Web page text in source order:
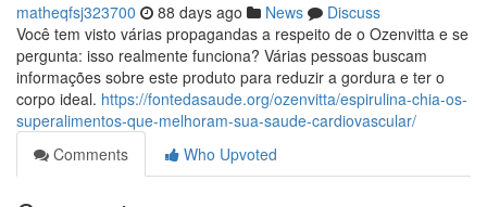
matheqfsj323700 88 days ago News
Discuss
Você tem visto várias propagandas a respeito de o Ozenvitta e se
pergunta: isso realmente funciona? Várias pessoas buscam
informações sobre este produto para reduzir a gordura e ter o
corpo ideal. https://fontedasaude.org/ozenvitta/espirulina-chia-os-
superalimentos-que-melhoram-sua-saude-cardiovascular/
Comments
Who Upvoted